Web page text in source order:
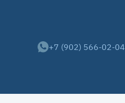
+7 (902) 566-02-04